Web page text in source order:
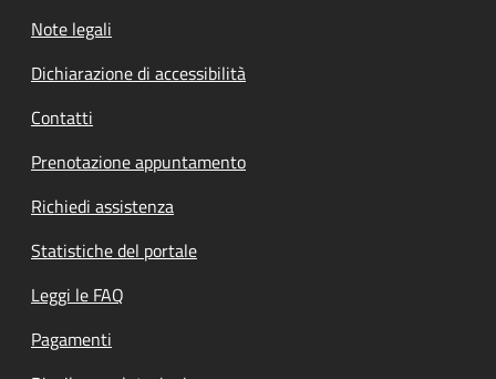
Note legali
Dichiarazione di accessibilità
Contatti
Prenotazione appuntamento
Richiedi assistenza
Statistiche del portale
Leggi le FAQ
Pagamenti